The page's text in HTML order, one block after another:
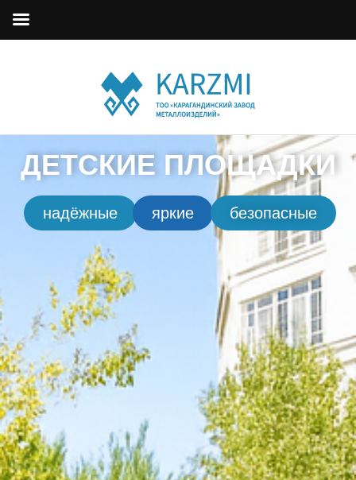
ДЕТСКИЕ ПЛОЩАДКИ
надёжные яркие безопасные